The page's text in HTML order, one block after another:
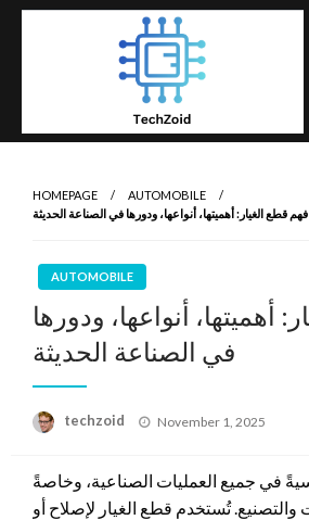
Skip
HOMEPAGE
AUTOMOBILE
فهم قطع الغيار: أهميتها، أنواعها، ودورها في الصناعة الحديثة
AUTOMOBILE
أهميتها، أنواعها، ودورها
في الصناعة الحديثة
techzoid
Posted
November 1, 2025
في جميع العمليات الصناعية، وخاصةً
تُستخدم قطع الغيار لإصلاح أو